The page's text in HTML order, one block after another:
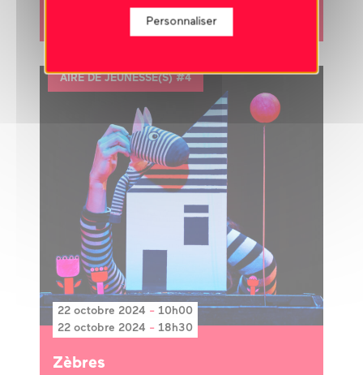
AIRE DE JEUNESSE(S) #4
22 octobre 2024 - 10h00
22 octobre 2024 - 18h30
Zèbres
Personnaliser